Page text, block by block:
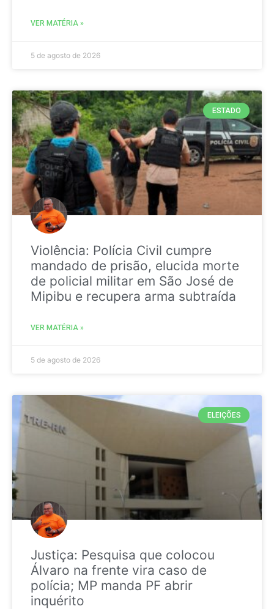
VER MATÉRIA »
5 de agosto de 2026
ESTADO
Violência: Polícia Civil cumpre
mandado de prisão, elucida morte
de policial militar em São José de
Mipibu e recupera arma subtraída
VER MATÉRIA »
5 de agosto de 2026
ELEIÇÕES
Justiça: Pesquisa que colocou
Álvaro na frente vira caso de
polícia; MP manda PF abrir
inquérito